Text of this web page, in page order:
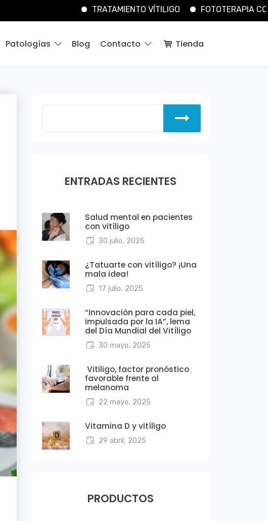
TRATAMIENTO VÍTILIGO
FOTOTERAPIA CON
Patologías Blog Contacto Tienda
ENTRADAS RECIENTES
Salud mental en pacientes
con vitíligo
30 julio, 2025
¿Tatuarte con vitíligo? ¡Una
mala idea!
17 julio, 2025
“Innovación para cada piel,
impulsada por la IA”, lema
del Día Mundial del Vitíligo
30 mayo, 2025
Vitiligo, factor pronóstico
favorable frente al
melanoma
22 mayo, 2025
Vitamina D y vitíligo
29 abril, 2025
PRODUCTOS